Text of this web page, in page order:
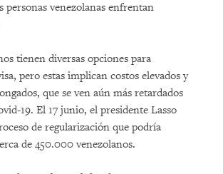
personas venezolanas enfrentan
tienen diversas opciones para
pero estas implican costos elevados y
que se ven aún más retardados
19. El 17 junio, el presidente Lasso
de regularización que podría
de 450.000 venezolanos.